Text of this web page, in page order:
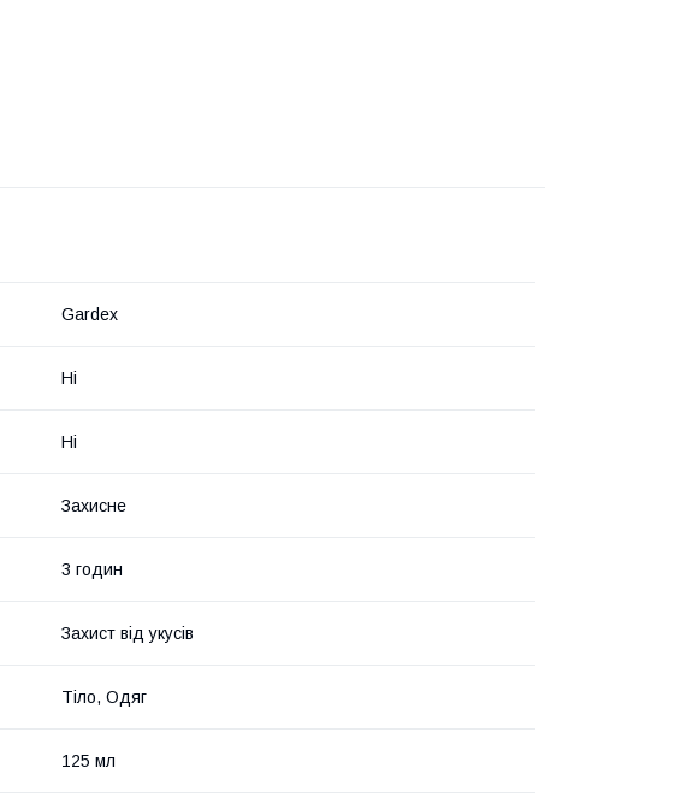
Gardex
Ні
Ні
Захисне
3 годин
Захист від укусів
Тіло, Одяг
125 мл